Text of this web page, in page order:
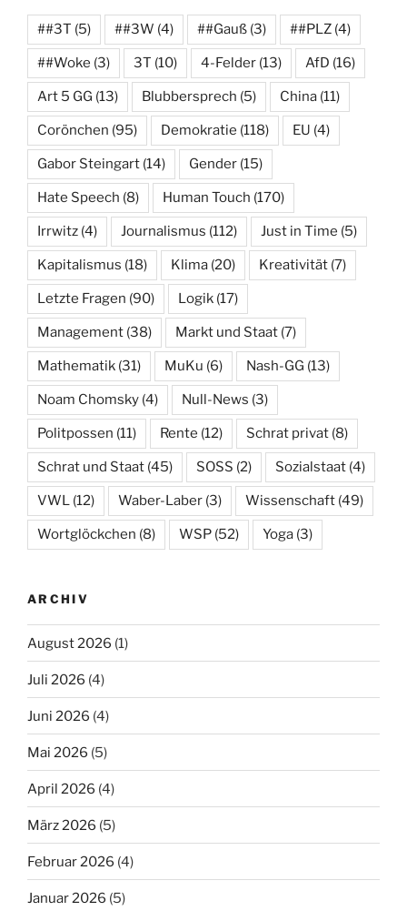
##3T (5) ##3W (4) ##Gauß (3) ##PLZ (4)
##Woke (3) 3T (10) 4-Felder (13) AfD (16)
Art 5 GG (13) Blubbersprech (5) China (11)
Corönchen (95) Demokratie (118) EU (4)
Gabor Steingart (14) Gender (15)
Hate Speech (8) Human Touch (170)
Irrwitz (4) Journalismus (112) Just in Time (5)
Kapitalismus (18) Klima (20) Kreativität (7)
Letzte Fragen (90) Logik (17)
Management (38) Markt und Staat (7)
Mathematik (31) MuKu (6) Nash-GG (13)
Noam Chomsky (4) Null-News (3)
Politpossen (11) Rente (12) Schrat privat (8)
Schrat und Staat (45) SOSS (2) Sozialstaat (4)
VWL (12) Waber-Laber (3) Wissenschaft (49)
Wortglöckchen (8) WSP (52) Yoga (3)
ARCHIV
August 2026 (1)
Juli 2026 (4)
Juni 2026 (4)
Mai 2026 (5)
April 2026 (4)
März 2026 (5)
Februar 2026 (4)
Januar 2026 (5)